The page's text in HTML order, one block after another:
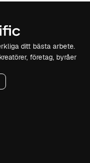
ditt bästa arbete.
företag, byråer